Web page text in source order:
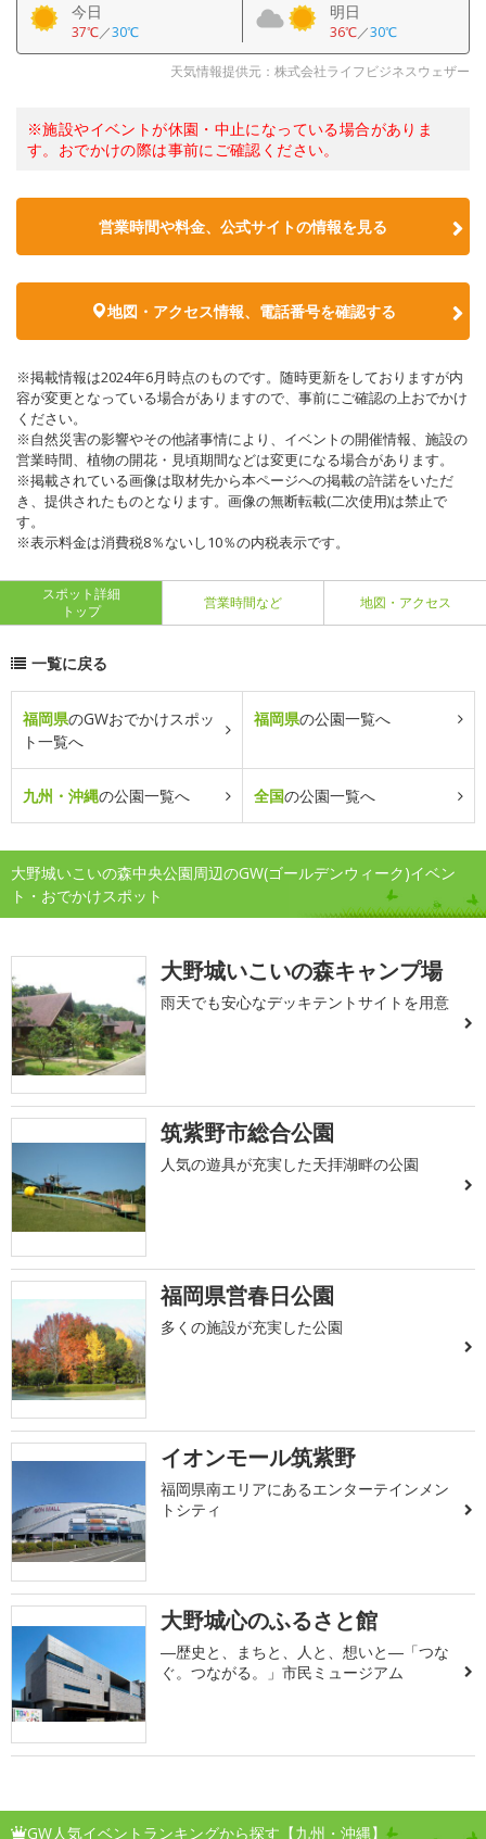
今日
37℃／30℃
明日
36℃／30℃
天気情報提供元：株式会社ライフビジネスウェザー
※施設やイベントが休園・中止になっている場合がありま
す。おでかけの際は事前にご確認ください。
営業時間や料金、公式サイトの情報を見る
地図・アクセス情報、電話番号を確認する
※掲載情報は2024年6月時点のものです。随時更新をしておりますが内
容が変更となっている場合がありますので、事前にご確認の上おでかけ
ください。
※自然災害の影響やその他諸事情により、イベントの開催情報、施設の
営業時間、植物の開花・見頃期間などは変更になる場合があります。
※掲載されている画像は取材先から本ページへの掲載の許諾をいただ
き、提供されたものとなります。画像の無断転載(二次使用)は禁止で
す。
※表示料金は消費税8％ないし10％の内税表示です。
スポット詳細
トップ
営業時間など 地図・アクセス
一覧に戻る
福岡県のGWおでかけスポッ
ト一覧へ
福岡県の公園一覧へ
九州・沖縄の公園一覧へ 全国の公園一覧へ
大野城いこいの森中央公園周辺のGW(ゴールデンウィーク)イベン
ト・おでかけスポット
大野城いこいの森キャンプ場
雨天でも安心なデッキテントサイトを用意
筑紫野市総合公園
人気の遊具が充実した天拝湖畔の公園
福岡県営春日公園
多くの施設が充実した公園
イオンモール筑紫野
福岡県南エリアにあるエンターテインメン
トシティ
大野城心のふるさと館
―歴史と、まちと、人と、想いと―「つな
ぐ。つながる。」市民ミュージアム
GW人気イベントランキングから探す【九州・沖縄】